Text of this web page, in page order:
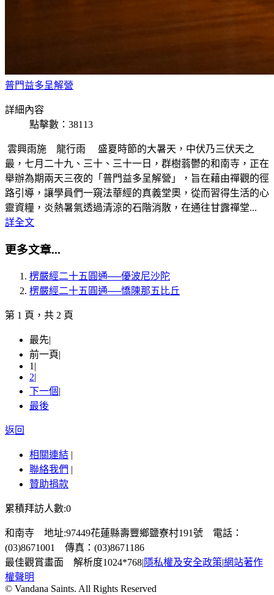
普門益多呈解營
詳細內容
點擊數：38113
雲興雨施 龍行雨 盛夏時節的大暑天，中伏乃三伏天之
最，七月二十九、三十、三十一日，群樹蓊鬱的和南寺，正在
舉辦為期兩天三夜的「普門益多呈解營」，旨在藉由禪觀的徑
路引導，讓學員們一窺法華經的真義堂奧，從而習得生活的心
靈資糧，炎熱暑氣透過清涼的石階消散，在通往甘露禪堂...
詳全文
更多文章...
楞嚴經二十五圓通──優波尼沙陀
楞嚴經二十五圓通──憍陳那五比丘
第 1 頁，共 2 頁
最先|
前一頁|
1 |
2|
下一個|
最後
返回
相關連結 |
聯絡我們 |
贊助捐款
累積拜訪人數:0
和南寺 地址:97449花蓮縣壽豐鄉鹽寮村191號 電話：
(03)8671001 傳真：(03)8671186
最佳觀賞畫面 解析度1024*768|隱私權及安全政策|網站著作
權聲明
© Vandana Saints. All Rights Reserved